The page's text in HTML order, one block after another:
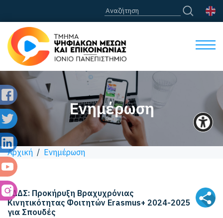
Ενημέρωση
Αρχική / Ενημέρωση
ΤΔΔΣ: Προκήρυξη Βραχυχρόνιας
Kινητικότητας Φοιτητών Erasmus+ 2024-2025
για Σπουδές